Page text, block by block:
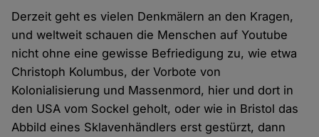
Derzeit geht es vielen Denkmälern an den Kragen,
und weltweit schauen die Menschen auf Youtube
nicht ohne eine gewisse Befriedigung zu, wie etwa
Christoph Kolumbus, der Vorbote von
Kolonialisierung und Massenmord, hier und dort in
den USA vom Sockel geholt, oder wie in Bristol das
Abbild eines Sklavenhändlers erst gestürzt, dann